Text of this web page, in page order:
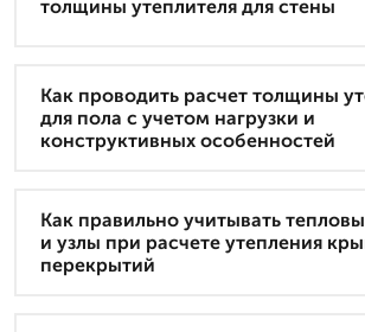
толщины утеплителя для стены
Как проводить расчет толщины
для пола с учетом нагрузки и
конструктивных особенностей
Как правильно учитывать
и узлы при расчете утепления
перекрытий